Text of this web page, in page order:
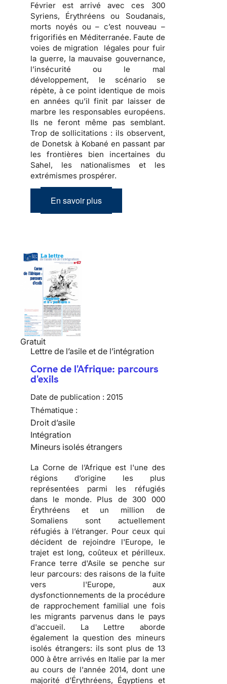
Février est arrivé avec ces 300
Syriens, Érythréens ou Soudanais,
morts noyés ou – c’est nouveau –
frigorifiés en Méditerranée. Faute de
voies de migration légales pour fuir
la guerre, la mauvaise gouvernance,
l’insécurité ou le mal
développement, le scénario se
répète, à ce point identique de mois
en années qu’il finit par laisser de
marbre les responsables européens.
Ils ne feront même pas semblant.
Trop de sollicitations : ils observent,
de Donetsk à Kobané en passant par
les frontières bien incertaines du
Sahel, les nationalismes et les
extrémismes prospérer.
En savoir plus
Gratuit
Lettre de l’asile et de l’intégration
Corne de l'Afrique: parcours
d'exils
Date de publication : 2015
Thématique :
Droit d’asile
Intégration
Mineurs isolés étrangers
La Corne de l’Afrique est l'une des
régions d’origine les plus
représentées parmi les réfugiés
dans le monde. Plus de 300 000
Érythréens et un million de
Somaliens sont actuellement
réfugiés à l’étranger. Pour ceux qui
décident de rejoindre l'Europe, le
trajet est long, coûteux et périlleux.
France terre d'Asile se penche sur
leur parcours: des raisons de la fuite
vers l'Europe, aux
dysfonctionnements de la procédure
de rapprochement familial une fois
les migrants parvenus dans le pays
d'accueil. La Lettre aborde
également la question des mineurs
isolés étrangers: ils sont plus de 13
000 à être arrivés en Italie par la mer
au cours de l'année 2014, dont une
majorité d’Érythréens, Égyptiens et